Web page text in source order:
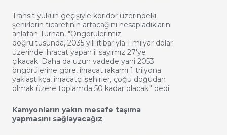
Transit yükün geçişiyle koridor üzerindeki
şehirlerin ticaretinin artacağını hesapladıklarını
anlatan Turhan, "Öngörülerimiz
doğrultusunda, 2035 yılı itibarıyla 1 milyar dolar
üzerinde ihracat yapan il sayımız 27'ye
çıkacak. Daha da uzun vadede yani 2053
öngörülerine göre, ihracat rakamı 1 trilyona
yaklaştıkça, ihracatçı şehirler, çoğu doğudan
olmak üzere toplamda 50 kadar olacak." dedi.
Kamyonların yakın mesafe taşıma
yapmasını sağlayacağız